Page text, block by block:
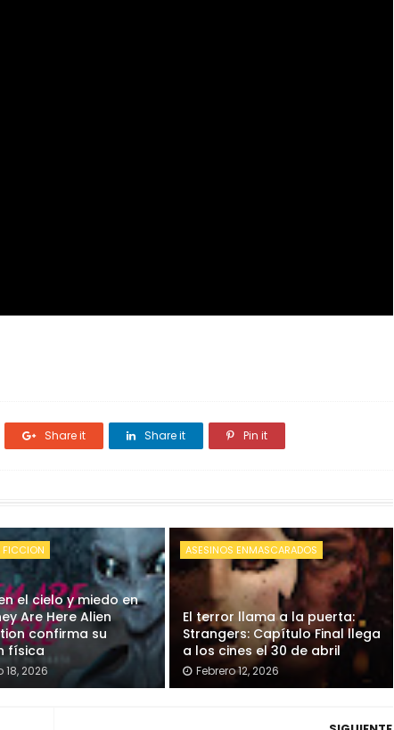
Share it Share it Pin it
FICCION
el cielo y miedo en
Are Here Alien
confirma su
física
18, 2026
ASESINOS ENMASCARADOS
El terror llama a la puerta:
Strangers: Capítulo Final llega
a los cines el 30 de abril
Febrero 12, 2026